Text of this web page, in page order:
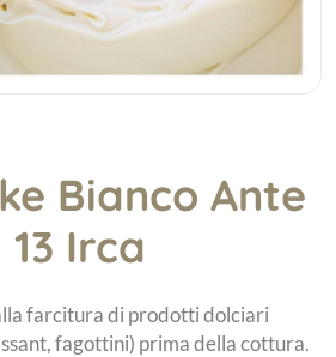
Bianco Ante
Irca
farcitura di prodotti dolciari
fagottini) prima della cottura.